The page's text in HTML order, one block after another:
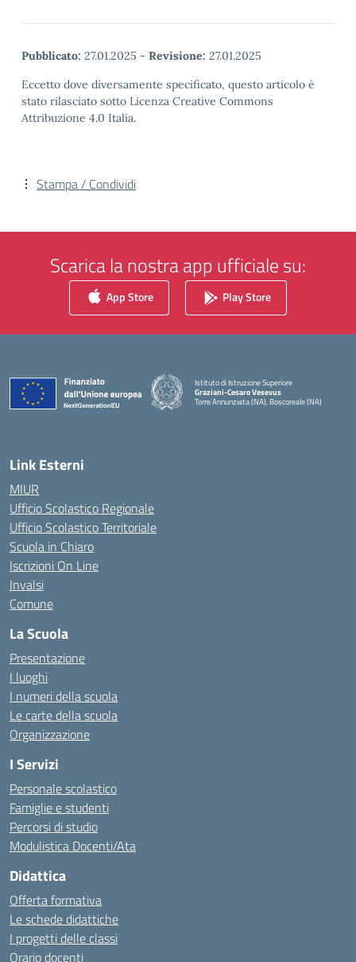
Pubblicato: 27.01.2025 - Revisione: 27.01.2025
Eccetto dove diversamente specificato, questo articolo è
stato rilasciato sotto Licenza Creative Commons
Attribuzione 4.0 Italia.
Stampa / Condividi
Scarica la nostra app ufficiale su:
App Store Play Store
Istituto di Istruzione Superiore
Graziani-Cesaro Vesevus
Torre Annunziata (NA), Boscoreale (NA)
Link Esterni
MIUR
Ufficio Scolastico Regionale
Ufficio Scolastico Territoriale
Scuola in Chiaro
Iscrizioni On Line
Invalsi
Comune
La Scuola
Presentazione
I luoghi
I numeri della scuola
Le carte della scuola
Organizzazione
I Servizi
Personale scolastico
Famiglie e studenti
Percorsi di studio
Modulistica Docenti/Ata
Didattica
Offerta formativa
Le schede didattiche
I progetti delle classi
Orario docenti